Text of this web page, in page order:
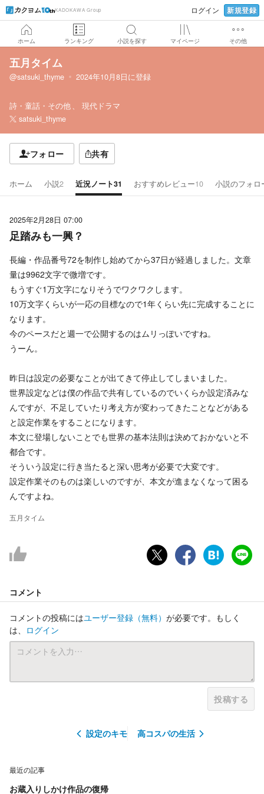
KADOKAWA Group ログイン 新規登録
ホーム ランキング 小説を探す マイページ その他
五月タイム
@satsuki_thyme 2024年10月8日に登録
詩・童話・その他
現代ドラマ
satsuki_thyme
フォロー 共有
ホーム 小説2 近況ノート31 おすすめレビュー10 小説のフォロ
2025年2月28日 07:00
足踏みも一興？
長編・作品番号72を制作し始めてから37日が経過しました。文章
量は9962文字で微増です。
もうすぐ1万文字になりそうでワクワクします。
10万文字くらいが一応の目標なので1年くらい先に完成することに
なります。
今のペースだと週一で公開するのはムリっぽいですね。
うーん。
昨日は設定の必要なことが出てきて停止してしまいました。
世界設定などは僕の作品で共有しているのでいくらか設定済みな
んですが、不足していたり考え方が変わってきたことなどがある
と設定作業をすることになります。
本文に登場しないことでも世界の基本法則は決めておかないと不
都合です。
そういう設定に行き当たると深い思考が必要で大変です。
設定作業そのものは楽しいのですが、本文が進まなくなって困る
んですよね。
五月タイム
コメント
コメントの投稿にはユーザー登録 （無料） が必要です。もしく
は、 ログイン
投稿する
設定のキモ 高コスパの生活
最近の記事
お蔵入りしかけ作品の復帰